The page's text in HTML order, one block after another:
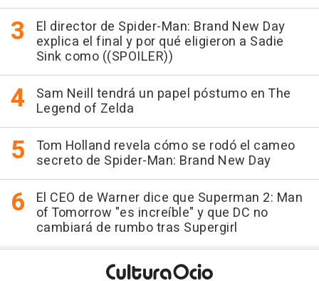
El director de Spider-Man: Brand New Day
explica el final y por qué eligieron a Sadie
Sink como ((SPOILER))
Sam Neill tendrá un papel póstumo en The
Legend of Zelda
Tom Holland revela cómo se rodó el cameo
secreto de Spider-Man: Brand New Day
El CEO de Warner dice que Superman 2: Man
of Tomorrow "es increíble" y que DC no
cambiará de rumbo tras Supergirl